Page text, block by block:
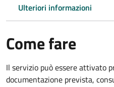
Ulteriori informazioni
Come fare
Il servizio può essere attivato
documentazione prevista,